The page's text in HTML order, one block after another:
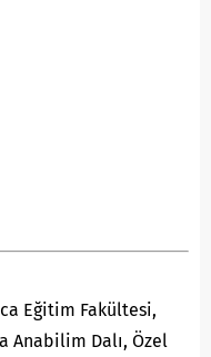
Eğitim Fakültesi,
Anabilim Dalı, Özel